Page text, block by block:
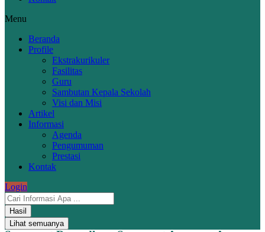
Menu
Beranda
Profile
Ekstrakurikuler
Fasilitas
Guru
Sambutan Kepala Sekolah
Visi dan Misi
Artikel
Informasi
Agenda
Pengumuman
Prestasi
Kontak
Login
Hasil
Lihat semuanya